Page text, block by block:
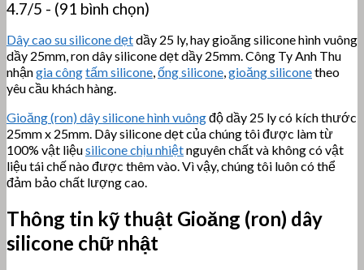
4.7/5 - (91 bình chọn)
Dây cao su silicone dẹtdầy 25 ly, hay gioăng silicone hình vuông
dầy 25mm, ron dây silicone dẹt dầy 25mm. Công Ty Anh Thu
nhậngia côngtấm silicone,ống silicone,gioăng siliconetheo
yêu cầu khách hàng.
Gioăng (ron) dây silicone hình vuôngđộ dầy 25 ly có kích thước
25mm x 25mm. Dây silicone dẹt của chúng tôi được làm từ
100% vật liệusilicone chịu nhiệtnguyên chất và không có vật
liệu tái chế nào được thêm vào. Vì vậy, chúng tôi luôn có thể
đảm bảo chất lượng cao.
Thông tin kỹ thuật Gioăng (ron) dây
silicone chữ nhật